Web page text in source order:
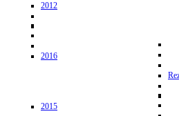
2012
2016
2015